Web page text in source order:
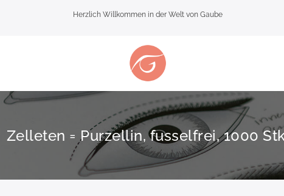
Herzlich Willkommen in der Welt von Gaube
Zelleten = Purzellin, fusselfrei, 1000